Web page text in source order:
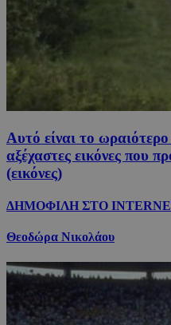
Αυτό είναι το
αξέχαστες εικόνες που
(εικόνες)
ΔΗΜΟΦΙΛΗ ΣΤΟ
Θεοδώρα Νικολάου